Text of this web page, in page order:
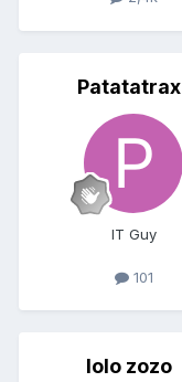
Patatatrax
IT Guy
101
lolo zozo